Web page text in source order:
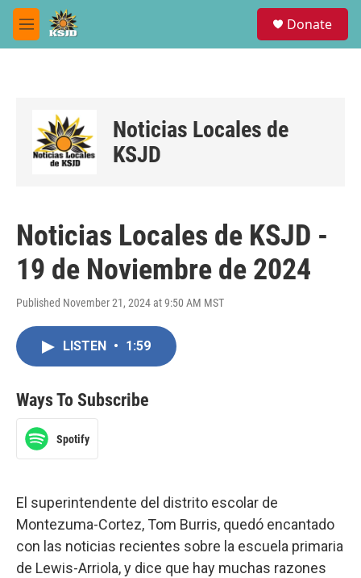
Skip to main content
M
e
Donate
Noticias Locales de
KSJD
Noticias Locales de KSJD -
19 de Noviembre de 2024
Published November 21, 2024 at 9:50 AM MST
LISTEN • 1:59
Ways To Subscribe
Spotify
El superintendente del distrito escolar de
Montezuma-Cortez, Tom Burris, quedó encantado
con las noticias recientes sobre la escuela primaria
de Lewis-Arriola, y dice que hay muchas razones